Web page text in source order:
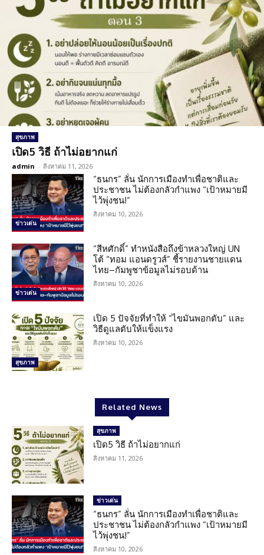
สุขภาพ
เปิด5 วิธี ถ้าไม่อยากแก่
admin - สิงหาคม 11, 2026
ข่าวเด่น
“ธนกร” ลั่น นักการเมืองทำเพื่อชาติและ
ประชาชน ไม่ต้องกลัวกำแพง “เป้าหมายมี
ไว้พุ่งชน!”
สิงหาคม 10, 2026
ข่าวเด่น
“สีหศักดิ์” ทำหนังสือถึงข้าหลวงใหญ่ UN
โต้ “ทอม แอนดรูวส์” ชี้รายงานชายแดน
ไทย–กัมพูชาข้อมูลไม่รอบด้าน
สิงหาคม 10, 2026
สุขภาพ
เปิด 5 ปัจจัยที่ทำให้ “ไขมันพอกตับ” และ
วิธีดูแลตับให้แข็งแรง
สิงหาคม 10, 2026
Related News
สุขภาพ
เปิด5 วิธี ถ้าไม่อยากแก่
สิงหาคม 11, 2026
ข่าวเด่น
“ธนกร” ลั่น นักการเมืองทำเพื่อชาติและ
ประชาชน ไม่ต้องกลัวกำแพง “เป้าหมายมี
ไว้พุ่งชน!”
สิงหาคม 10, 2026